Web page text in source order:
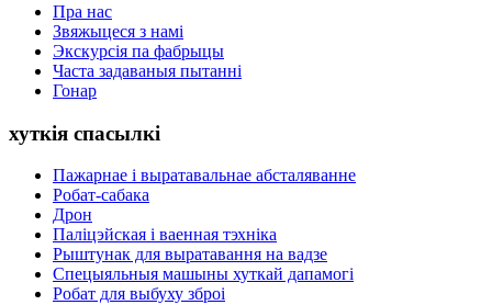
Пра нас
Звяжыцеся з намі
Экскурсія па фабрыцы
Часта задаваныя пытанні
Гонар
хуткія спасылкі
Пажарнае і выратавальнае абсталяванне
Робат-сабака
Дрон
Паліцэйская і ваенная тэхніка
Рыштунак для выратавання на вадзе
Спецыяльныя машыны хуткай дапамогі
Робат для выбуху зброі